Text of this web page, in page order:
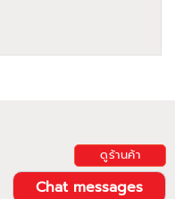
ดูร้านค้า
Chat messages